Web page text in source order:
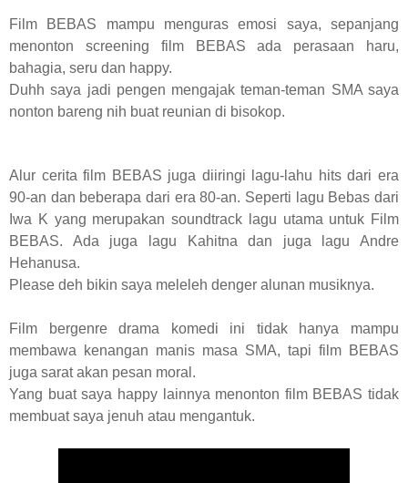
Film BEBAS mampu menguras emosi saya, sepanjang
menonton screening film BEBAS ada perasaan haru,
bahagia, seru dan happy.
Duhh saya jadi pengen mengajak teman-teman SMA saya
nonton bareng nih buat reunian di bisokop.
Alur cerita film BEBAS juga diiringi lagu-lahu hits dari era
90-an dan beberapa dari era 80-an. Seperti lagu Bebas dari
Iwa K yang merupakan soundtrack lagu utama untuk Film
BEBAS. Ada juga lagu Kahitna dan juga lagu Andre
Hehanusa.
Please deh bikin saya meleleh denger alunan musiknya.
Film bergenre drama komedi ini tidak hanya mampu
membawa kenangan manis masa SMA, tapi film BEBAS
juga sarat akan pesan moral.
Yang buat saya happy lainnya menonton film BEBAS tidak
membuat saya jenuh atau mengantuk.